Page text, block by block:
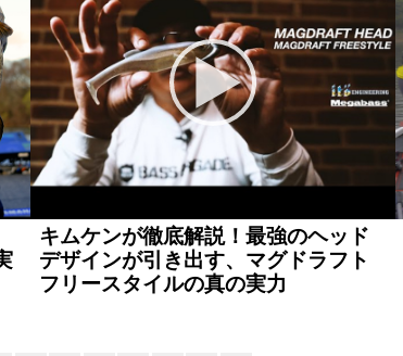
キムケンが徹底解説！最強のヘッド
デザインが引き出す、マグドラフト
フリースタイルの真の実力